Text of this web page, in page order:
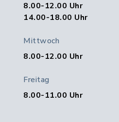
8.00-12.00 Uhr
14.00-18.00 Uhr
Mittwoch
8.00-12.00 Uhr
Freitag
8.00-11.00 Uhr